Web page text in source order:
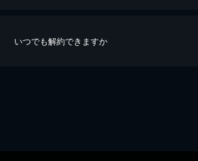
いつでも解約できますか